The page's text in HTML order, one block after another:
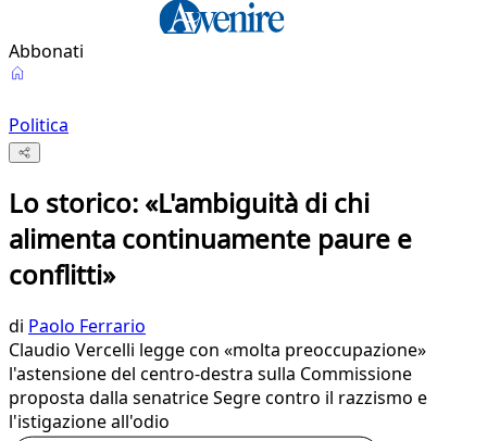
Abbonati
Politica
Lo storico: «L'ambiguità di chi
alimenta continuamente paure e
conflitti»
di Paolo Ferrario
Claudio Vercelli legge con «molta preoccupazione»
l'astensione del centro-destra sulla Commissione
proposta dalla senatrice Segre contro il razzismo e
l'istigazione all'odio